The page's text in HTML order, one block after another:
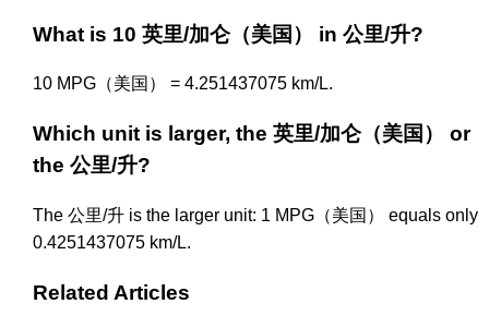
What is 10 英里/加仑（美国） in 公里/升?
10 MPG（美国） = 4.251437075 km/L.
Which unit is larger, the 英里/加仑（美国） or
the 公里/升?
The 公里/升 is the larger unit: 1 MPG（美国） equals only
0.4251437075 km/L.
Related Articles